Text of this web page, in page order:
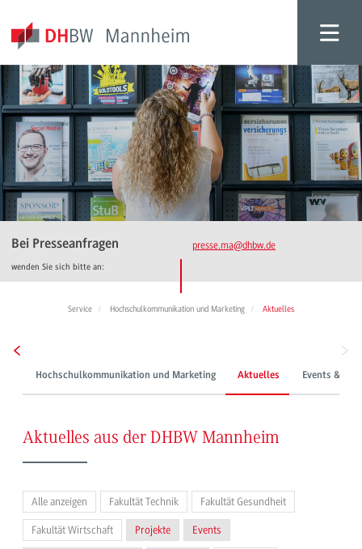
Bei Presseanfragen
wenden Sie sich bitte an:
presse.ma@dhbw.de
Service Hochschulkommunikation und Marketing Aktuelles
Hochschulkommunikation und Marketing Aktuelles Events &
Aktuelles aus der DHBW Mannheim
Alle anzeigen Fakultät Technik Fakultät Gesundheit
Fakultät Wirtschaft Projekte Events